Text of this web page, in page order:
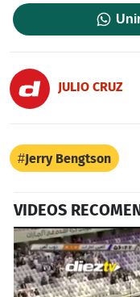
JULIO CRUZ
Jerry Bengtson
VIDEOS